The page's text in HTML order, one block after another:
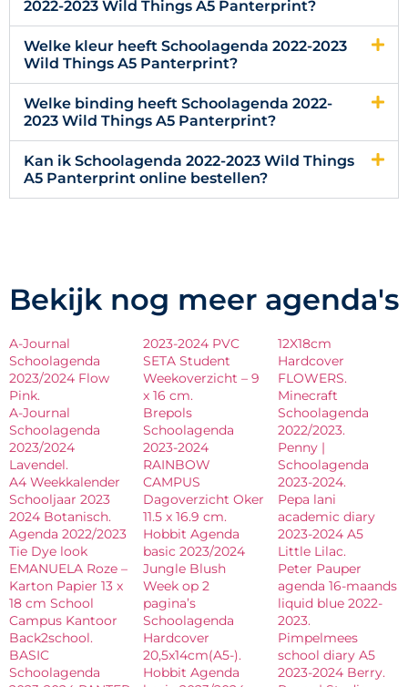
2022-2023 Wild Things A5 Panterprint?
Welke kleur heeft Schoolagenda 2022-2023
Wild Things A5 Panterprint?
Welke binding heeft Schoolagenda 2022-
2023 Wild Things A5 Panterprint?
Kan ik Schoolagenda 2022-2023 Wild Things
A5 Panterprint online bestellen?
Bekijk nog meer agenda's
A-Journal
Schoolagenda
2023/2024 Flow
Pink.
A-Journal
Schoolagenda
2023/2024
Lavendel.
A4 Weekkalender
Schooljaar 2023
2024 Botanisch.
Agenda 2022/2023
Tie Dye look
EMANUELA Roze –
Karton Papier 13 x
18 cm School
Campus Kantoor
Back2school.
BASIC
Schoolagenda
2023-2024 PVC
SETA Student
Weekoverzicht – 9
x 16 cm.
Brepols
Schoolagenda
2023-2024
RAINBOW
CAMPUS
Dagoverzicht Oker
11.5 x 16.9 cm.
Hobbit Agenda
basic 2023/2024
Jungle Blush
Week op 2
pagina’s
Schoolagenda
Hardcover
20,5x14cm(A5-).
Hobbit Agenda
12X18cm
Hardcover
FLOWERS.
Minecraft
Schoolagenda
2022/2023.
Penny |
Schoolagenda
2023-2024.
Pepa lani
academic diary
2023-2024 A5
Little Lilac.
Peter Pauper
agenda 16-maands
liquid blue 2022-
2023.
Pimpelmees
school diary A5
2023-2024 Berry.